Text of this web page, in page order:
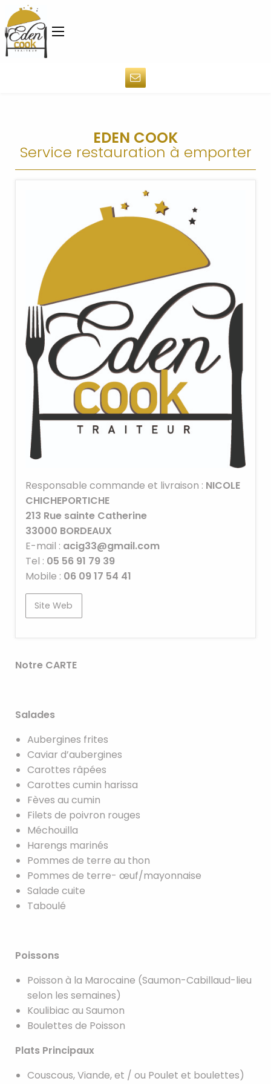
EDEN COOK
Service restauration à emporter
Responsable commande et livraison : NICOLE
CHICHEPORTICHE
213 Rue sainte Catherine
33000 BORDEAUX
E-mail : acig33@gmail.com
Tel : 05 56 91 79 39
Mobile : 06 09 17 54 41
Site Web
Notre CARTE
Salades
Aubergines frites
Caviar d’aubergines
Carottes râpées
Carottes cumin harissa
Fèves au cumin
Filets de poivron rouges
Méchouilla
Harengs marinés
Pommes de terre au thon
Pommes de terre- œuf/mayonnaise
Salade cuite
Taboulé
Poissons
Poisson à la Marocaine (Saumon-Cabillaud-lieu
selon les semaines)
Koulibiac au Saumon
Boulettes de Poisson
Plats Principaux
Couscous, Viande, et / ou Poulet et boulettes)